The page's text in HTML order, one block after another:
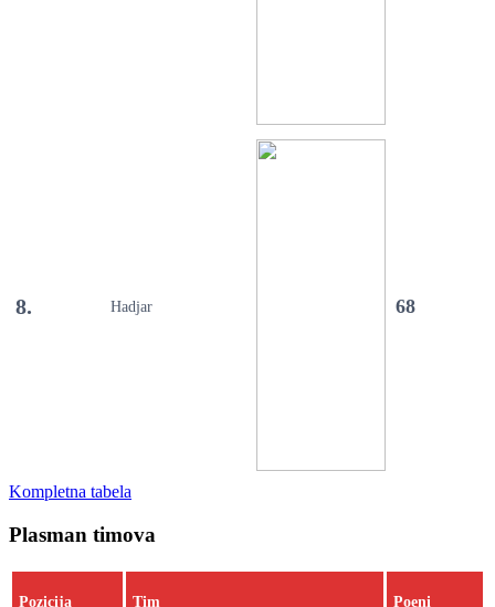
8. Hadjar 68
Kompletna tabela
Plasman timova
Pozicija Tim Poeni